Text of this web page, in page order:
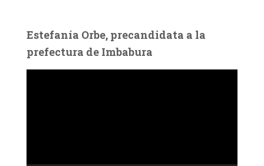
Estefanía Orbe, precandidata a la
prefectura de Imbabura